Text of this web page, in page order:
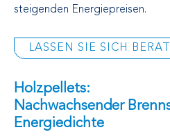
steigenden Energiepreisen.
LASSEN SIE SICH
Holzpellets:
Nachwachsender
Energiedichte